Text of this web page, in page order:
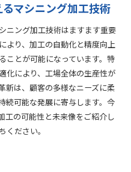
マシニング加工技術
ニング加工技術はますます重要
より、加工の自動化と精度向上
ことが可能になっています。特
化により、工場全体の生産性が
新は、顧客の多様なニーズに柔
続可能な発展に寄与します。今
工の可能性と未来像をご紹介し
ださい。